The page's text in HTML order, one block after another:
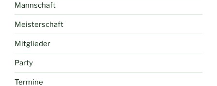
Mannschaft
Meisterschaft
Mitglieder
Party
Termine